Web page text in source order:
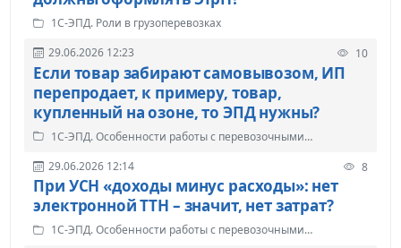
1С-ЭПД. Роли в грузоперевозках
29.06.2026 12:23
10
Если товар забирают самовывозом, ИП
перепродает, к примеру, товар,
купленный на озоне, то ЭПД нужны?
1С-ЭПД. Особенности работы с перевозочными
29.06.2026 12:14
8
При УСН «доходы минус расходы»: нет
электронной ТТН – значит, нет затрат?
1С-ЭПД. Особенности работы с перевозочными